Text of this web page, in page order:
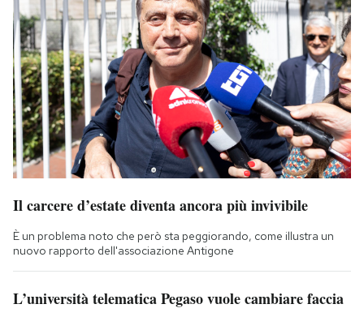
Il carcere d’estate diventa ancora più invivibile
È un problema noto che però sta peggiorando, come illustra un
nuovo rapporto dell'associazione Antigone
L’università telematica Pegaso vuole cambiare faccia